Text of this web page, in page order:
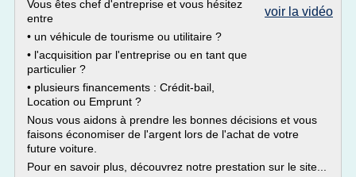
voir la vidéo
Vous êtes chef d'entreprise et vous hésitez
entre
• un véhicule de tourisme ou utilitaire ?
• l'acquisition par l'entreprise ou en tant que
particulier ?
• plusieurs financements : Crédit-bail,
Location ou Emprunt ?
Nous vous aidons à prendre les bonnes décisions et vous
faisons économiser de l'argent lors de l'achat de votre
future voiture.
Pour en savoir plus, découvrez notre prestation sur le site...